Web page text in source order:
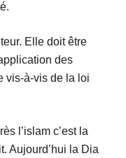
Elle doit être
des
vis-à-vis de la loi
l’islam c’est la
Aujourd’hui la Dia